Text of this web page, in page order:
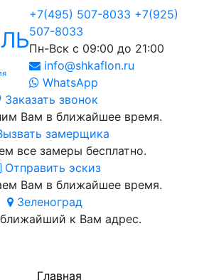
+7(495) 507-8033 +7(925)
507-8033
Пн-Вск с 09:00 до 21:00
info@shkaflon.ru
WhatsApp
Заказать звонок
Вам в ближайшее время.
замерщика
все замеры бесплатно.
Отправить эскиз
Вам в ближайшее время.
Зеленоград
к Вам адрес.
Главная